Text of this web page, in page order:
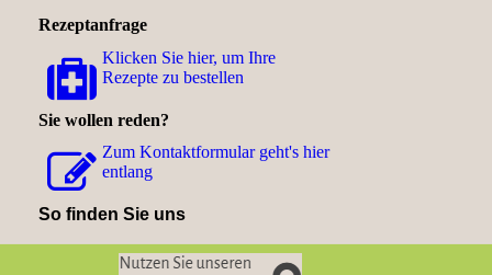
Rezeptanfrage
Klicken Sie hier, um Ihre
Rezepte zu bestellen
Sie wollen reden?
Zum Kon­takt­for­mu­lar geht's hier
entlang
So finden Sie uns